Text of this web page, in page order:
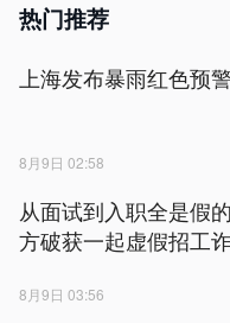
热门推荐
上海发布暴雨红色预
8月9日 02:58
从面试到入职全是假
方破获一起虚假招工
8月9日 03:56